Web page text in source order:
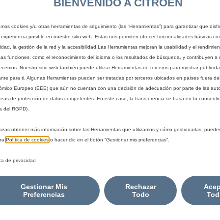
10,27 €
P
r
c
s
1
IVA/unidad
Fecha de entrega estimada
Compra ahora, paga después
permite que los usuarios de otros vehículos le
BIENVENIDO A CITROEN
cookies y/u otras herramientas de seguimiento (las “Herramientas”) para garantizar que
experiencia posible en nuestro sitio web. Estas nos permiten ofrecer funcionalidades básicas
la gestión de la red y la accesibilidad.Las Herramientas mejoran la usabilidad y el
funciones, como el reconocimiento del idioma o los resultados de búsqueda, y contribuyen a
Nuestro sitio web también puede utilizar Herramientas de terceros para mostrar
para ti. Algunas Herramientas pueden ser tratadas por terceros ubicados en países fuera
Europeo (EEE) que aún no cuentan con una decisión de adecuación por parte de las
de protección de datos competentes. En este caso, la transferencia se basa en tu
del RGPD).
obtener más información sobre las Herramientas que utilizamos y cómo gestionarlas,
Política de cookies o hacer clic en el botón “Gestionar mis preferencias”.
de privacidad
Gestionar Mis
Preferencias
Rechazar
Todo